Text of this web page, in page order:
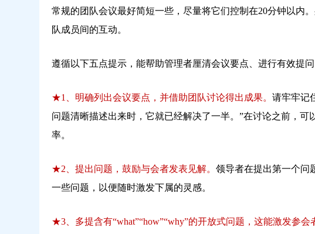
常规的团队会议最好简短一些，尽量将它们控制在20分钟以内
队成员间的互动。
遵循以下五点提示，能帮助管理者厘清会议要点、进行有效提
★1、明确列出会议要点，并借助团队讨论得出成果。 请牢牢记
问题清晰描述出来时，它就已经解决了一半。”在讨论之前，
率。
★2、提出问题，鼓励与会者发表见解。 领导者在提出第一个问
一些问题，以便随时激发下属的灵感。
★3、多提含有“what”“how”“why”的开放式问题，这能激发参会